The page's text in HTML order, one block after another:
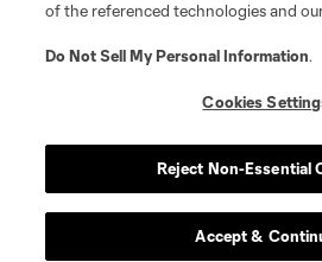
of the referenced technologies and
Do Not Sell My Personal Information.
Cookies
Reject Non-Essential
Accept &